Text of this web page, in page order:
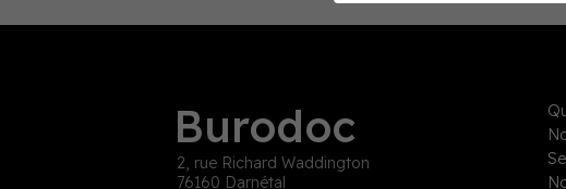
Burodoc
2, rue Richard Waddington
76160 Darnétal